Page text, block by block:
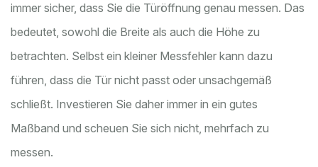
immer sicher, dass Sie die Türöffnung genau messen. Das
bedeutet, sowohl die Breite als auch die Höhe zu
betrachten. Selbst ein kleiner Messfehler kann dazu
führen, dass die Tür nicht passt oder unsachgemäß
schließt. Investieren Sie daher immer in ein gutes
Maßband und scheuen Sie sich nicht, mehrfach zu
messen.